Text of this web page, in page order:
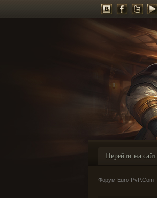
Перейти на сайт
Форум Euro-PvP.Com